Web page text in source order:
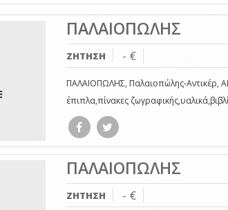
ΠΑΛΑΙΟΠΩΛΗΣ
ΖΗΤΗΣΗ - €
ΠΑΛΑΙΟΠΩΛΗΣ, Παλαιοπώλης-Αντικέρ,
έπιπλα,πίνακες
ΠΑΛΑΙΟΠΩΛΗΣ
ΖΗΤΗΣΗ - €